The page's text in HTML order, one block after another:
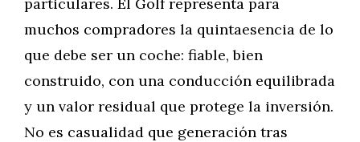
muchos compradores la quintaesencia de lo
que debe ser un coche: fiable, bien
construido, con una conducción equilibrada
y un valor residual que protege la inversión.
No es casualidad que generación tras